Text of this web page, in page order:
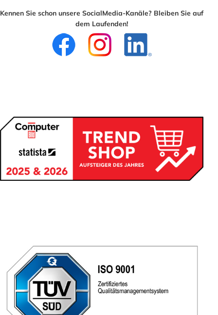
Kennen Sie schon unsere SocialMedia-Kanäle? Bleiben Sie auf
dem Laufenden!